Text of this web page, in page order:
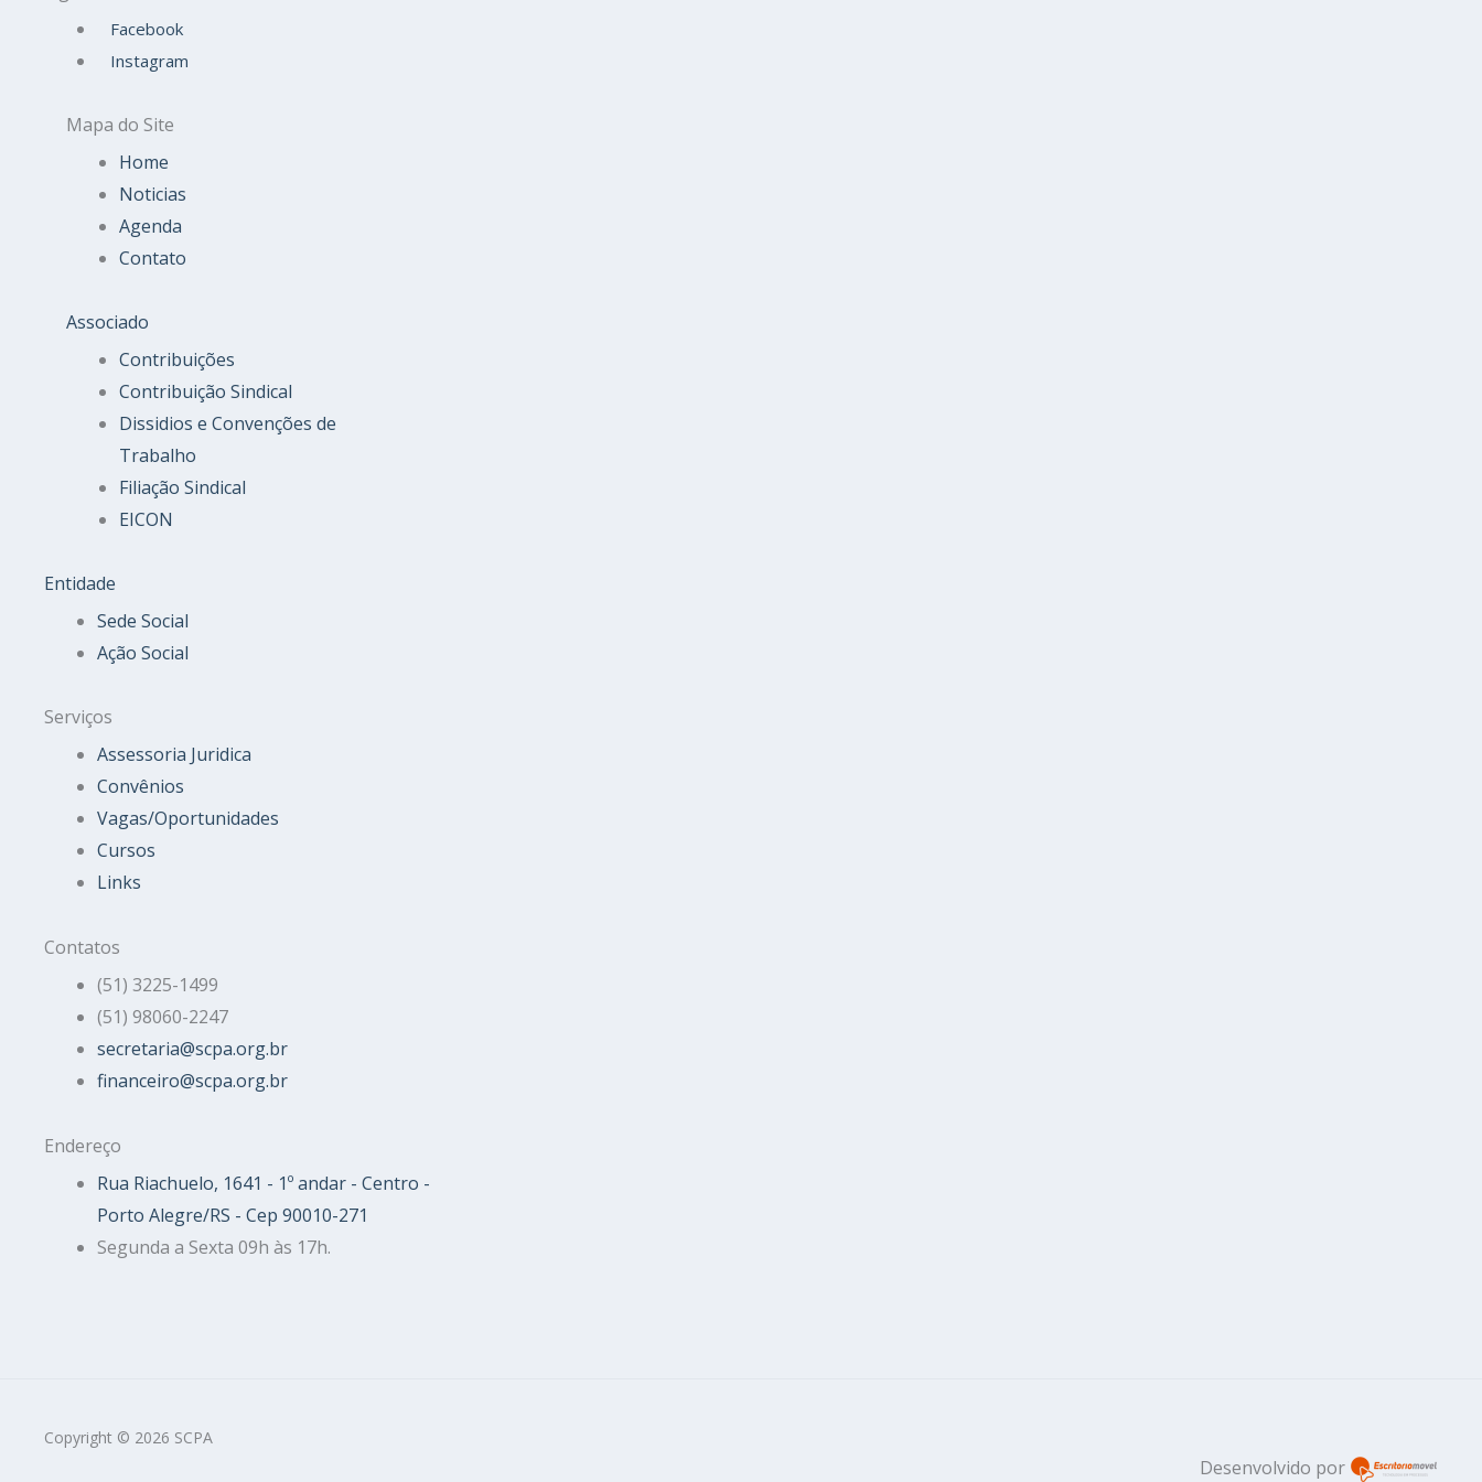
Facebook
Instagram
Mapa do Site
Home
Noticias
Agenda
Contato
Associado
Contribuições
Contribuição Sindical
Dissidios e Convenções de
Trabalho
Filiação Sindical
EICON
Entidade
Sede Social
Ação Social
Serviços
Assessoria Juridica
Convênios
Vagas/Oportunidades
Cursos
Links
Contatos
(51) 3225-1499
(51) 98060-2247
secretaria@scpa.org.br
financeiro@scpa.org.br
Endereço
Rua Riachuelo, 1641 - 1º andar - Centro -
Porto Alegre/RS - Cep 90010-271
Segunda a Sexta 09h às 17h.
Copyright © 2026 SCPA
Desenvolvido por